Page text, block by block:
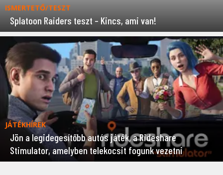
ISMERTETŐ/TESZT
Splatoon Raiders teszt – Kincs, ami van!
JÁTÉKHÍREK
Jön a legidegesítőbb autós játék, a Rideshare
Stimulator, amelyben telekocsit fogunk vezetni